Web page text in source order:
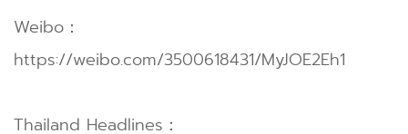
Weibo：
https://weibo.com/3500618431/MyJOE2Eh1
Thailand Headlines：